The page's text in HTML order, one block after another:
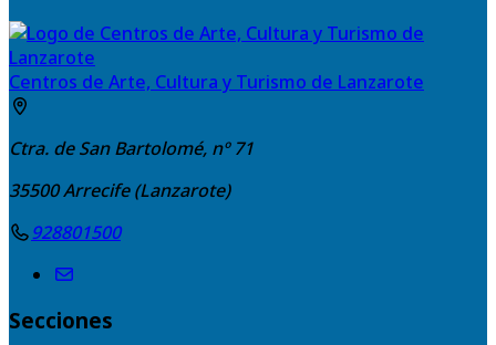
Centros de Arte, Cultura y Turismo de Lanzarote
Ctra. de San Bartolomé, nº 71
35500Arrecife (Lanzarote)
928801500
Secciones